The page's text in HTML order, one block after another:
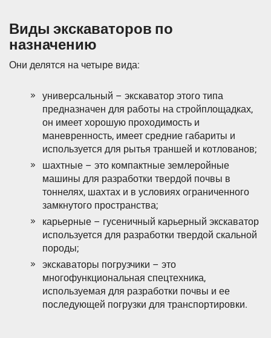
Виды экскаваторов по
назначению
Они делятся на четыре вида:
универсальный – экскаватор этого типа
предназначен для работы на стройплощадках,
он имеет хорошую проходимость и
маневренность, имеет средние габариты и
используется для рытья траншей и котлованов;
шахтные – это компактные землеройные
машины для разработки твердой почвы в
тоннелях, шахтах и в условиях ограниченного
замкнутого пространства;
карьерные – гусеничный карьерный экскаватор
используется для разработки твердой скальной
породы;
экскаваторы погрузчики – это
многофункциональная спецтехника,
используемая для разработки почвы и ее
последующей погрузки для транспортировки.